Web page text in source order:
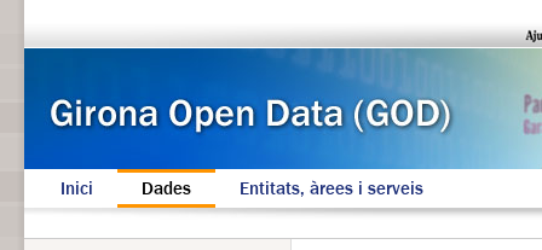
Inici Dades Entitats, àrees i serveis